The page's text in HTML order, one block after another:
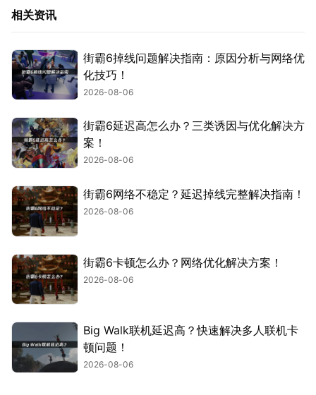
相关资讯
街霸6掉线问题解决指南：原因分析与网络优
化技巧！
2026-08-06
街霸6延迟高怎么办？三类诱因与优化解决方
案！
2026-08-06
街霸6网络不稳定？延迟掉线完整解决指南！
2026-08-06
街霸6卡顿怎么办？网络优化解决方案！
2026-08-06
Big Walk联机延迟高？快速解决多人联机卡
顿问题！
2026-08-06